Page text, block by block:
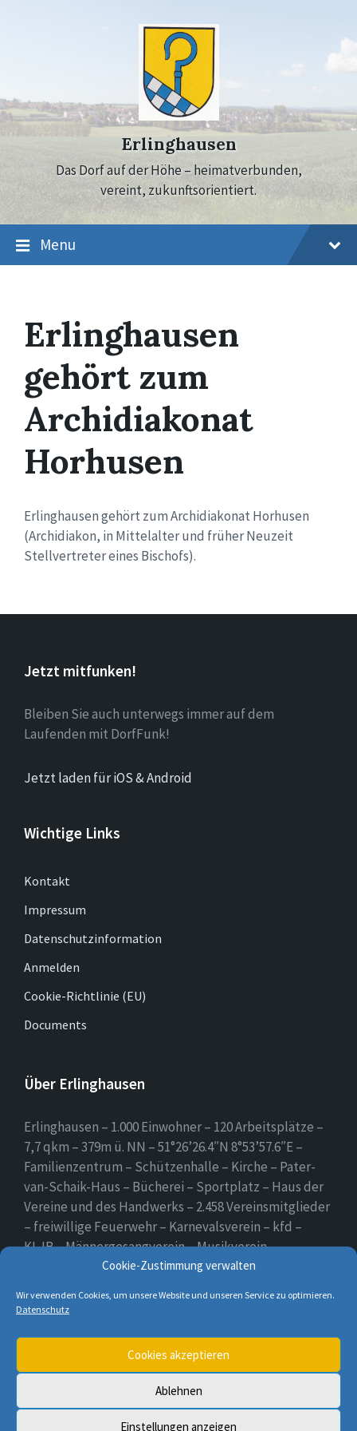
Cookie-Zustimmung verwalten
Wir verwenden Cookies, um unsere Website und unseren Service zu optimieren.
Datenschutz
Cookies akzeptieren
Ablehnen
Einstellungen anzeigen
Erlinghausen
Das Dorf auf der Höhe – heimatverbunden,
vereint, zukunftsorientiert.
Menu
Erlinghausen
gehört zum
Archidiakonat
Horhusen
Erlinghausen gehört zum Archidiakonat Horhusen
(Archidiakon, in Mittelalter und früher Neuzeit
Stellvertreter eines Bischofs).
Jetzt mitfunken!
Bleiben Sie auch unterwegs immer auf dem
Laufenden mit DorfFunk!
Jetzt laden für iOS & Android
Wichtige Links
Kontakt
Impressum
Datenschutzinformation
Anmelden
Cookie-Richtlinie (EU)
Documents
Über Erlinghausen
Erlinghausen – 1.000 Einwohner – 120 Arbeitsplätze –
7,7 qkm – 379m ü. NN – 51°26’26.4″N 8°53’57.6″E –
Familienzentrum – Schützenhalle – Kirche – Pater-
van-Schaik-Haus – Bücherei – Sportplatz – Haus der
Vereine und des Handwerks – 2.458 Vereinsmitglieder
– freiwillige Feuerwehr – Karnevalsverein – kfd –
KLJB – Männergesangverein – Musikverein –
Schützenverein – Sportverein – Use Erlingsen – das
© 2026 Erlinghausen